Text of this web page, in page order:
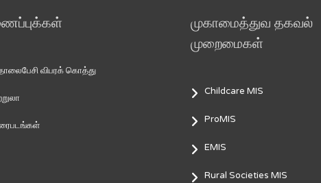
விபரக் கொத்து
முகாமைத்துவ தகவல்
முறைமைகள்
Childcare MIS
ProMIS
EMIS
Rural Societies MIS